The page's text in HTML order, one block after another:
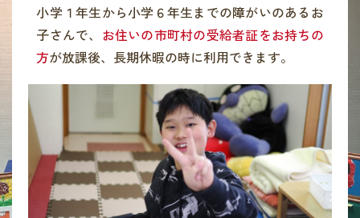
小学１年生から小学６年生までの障がいのあるお
子さんで、 お住いの市町村の受給者証をお持ちの
方が放課後、長期休暇の時に利用できます。